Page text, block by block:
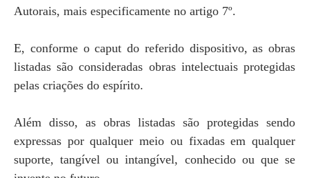
Autorais, mais especificamente no artigo 7º.
E, conforme o caput do referido dispositivo, as obras
listadas são consideradas obras intelectuais protegidas
pelas criações do espírito.
Além disso, as obras listadas são protegidas sendo
expressas por qualquer meio ou fixadas em qualquer
suporte, tangível ou intangível, conhecido ou que se